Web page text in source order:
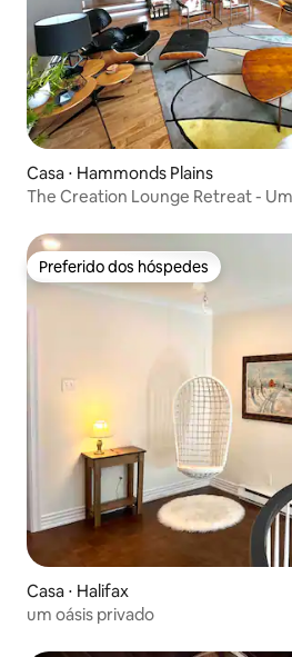
Casa ⋅ Hammonds Plains
The Creation Lounge Retreat -
Preferido dos hóspedes
Preferido dos hóspedes
Casa ⋅ Halifax
um oásis privado